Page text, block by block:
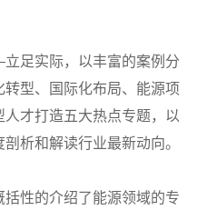
足实际，以丰富的案例分
型、国际化布局、能源项
才打造五大热点专题，以
析和解读行业最新动向。
性的介绍了能源领域的专